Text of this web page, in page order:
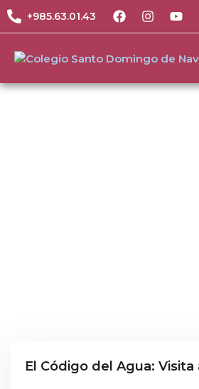
+985.63.01.43
El Código del Agua: Visita